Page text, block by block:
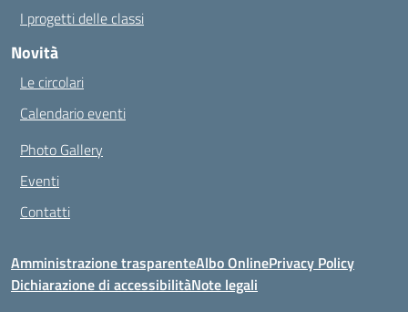
I progetti delle classi
Novità
Le circolari
Calendario eventi
Photo Gallery
Eventi
Contatti
Amministrazione trasparenteAlbo OnlinePrivacy Policy
Dichiarazione di accessibilitàNote legali